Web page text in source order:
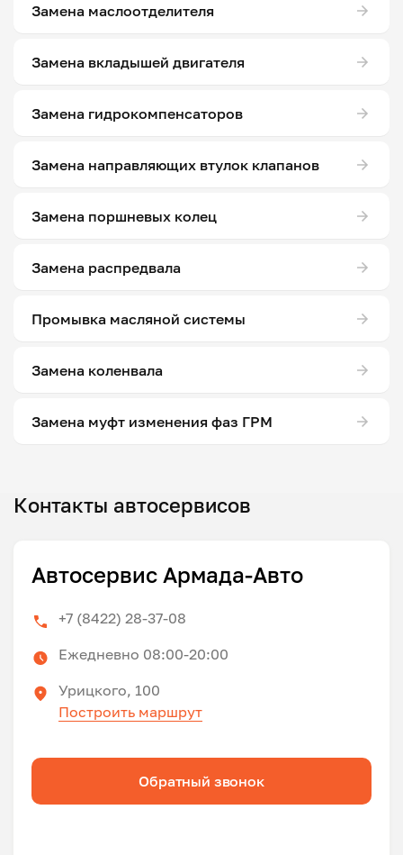
Замена маслоотделителя
Замена вкладышей двигателя
Замена гидрокомпенсаторов
Замена направляющих втулок клапанов
Замена поршневых колец
Замена распредвала
Промывка масляной системы
Замена коленвала
Замена муфт изменения фаз ГРМ
Контакты автосервисов
Автосервис Армада-Авто
+7 (8422) 28-37-08
Ежедневно 08:00-20:00
Урицкого, 100
Построить маршрут
Обратный звонок